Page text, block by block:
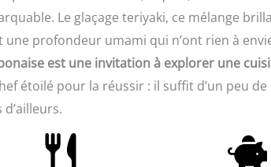
Le glaçage teriyaki, ce mélange
profondeur umami qui n’ont rien à
est une invitation à explorer une
étoilé pour la réussir : il suffit d’un peu de